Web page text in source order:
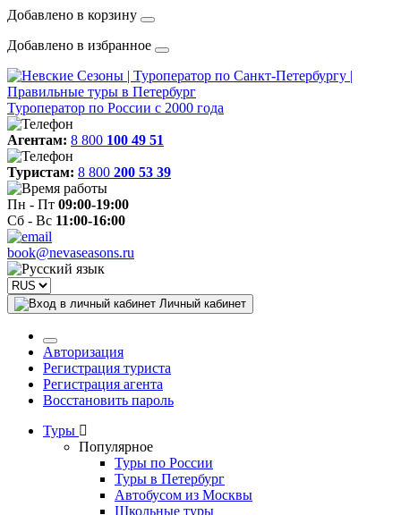
Добавлено в корзину
Добавлено в избранное
Туроператор по России с 2000 года
Агентам: 8 800 100 49 51
Туристам: 8 800 200 53 39
Пн - Пт 09:00-19:00
Сб - Вс 11:00-16:00
book@nevaseasons.ru
Личный кабинет
Авторизация
Регистрация туриста
Регистрация агента
Восстановить пароль
Туры
Популярное
Туры по России
Туры в Петербург
Автобусом из Москвы
Школьные туры